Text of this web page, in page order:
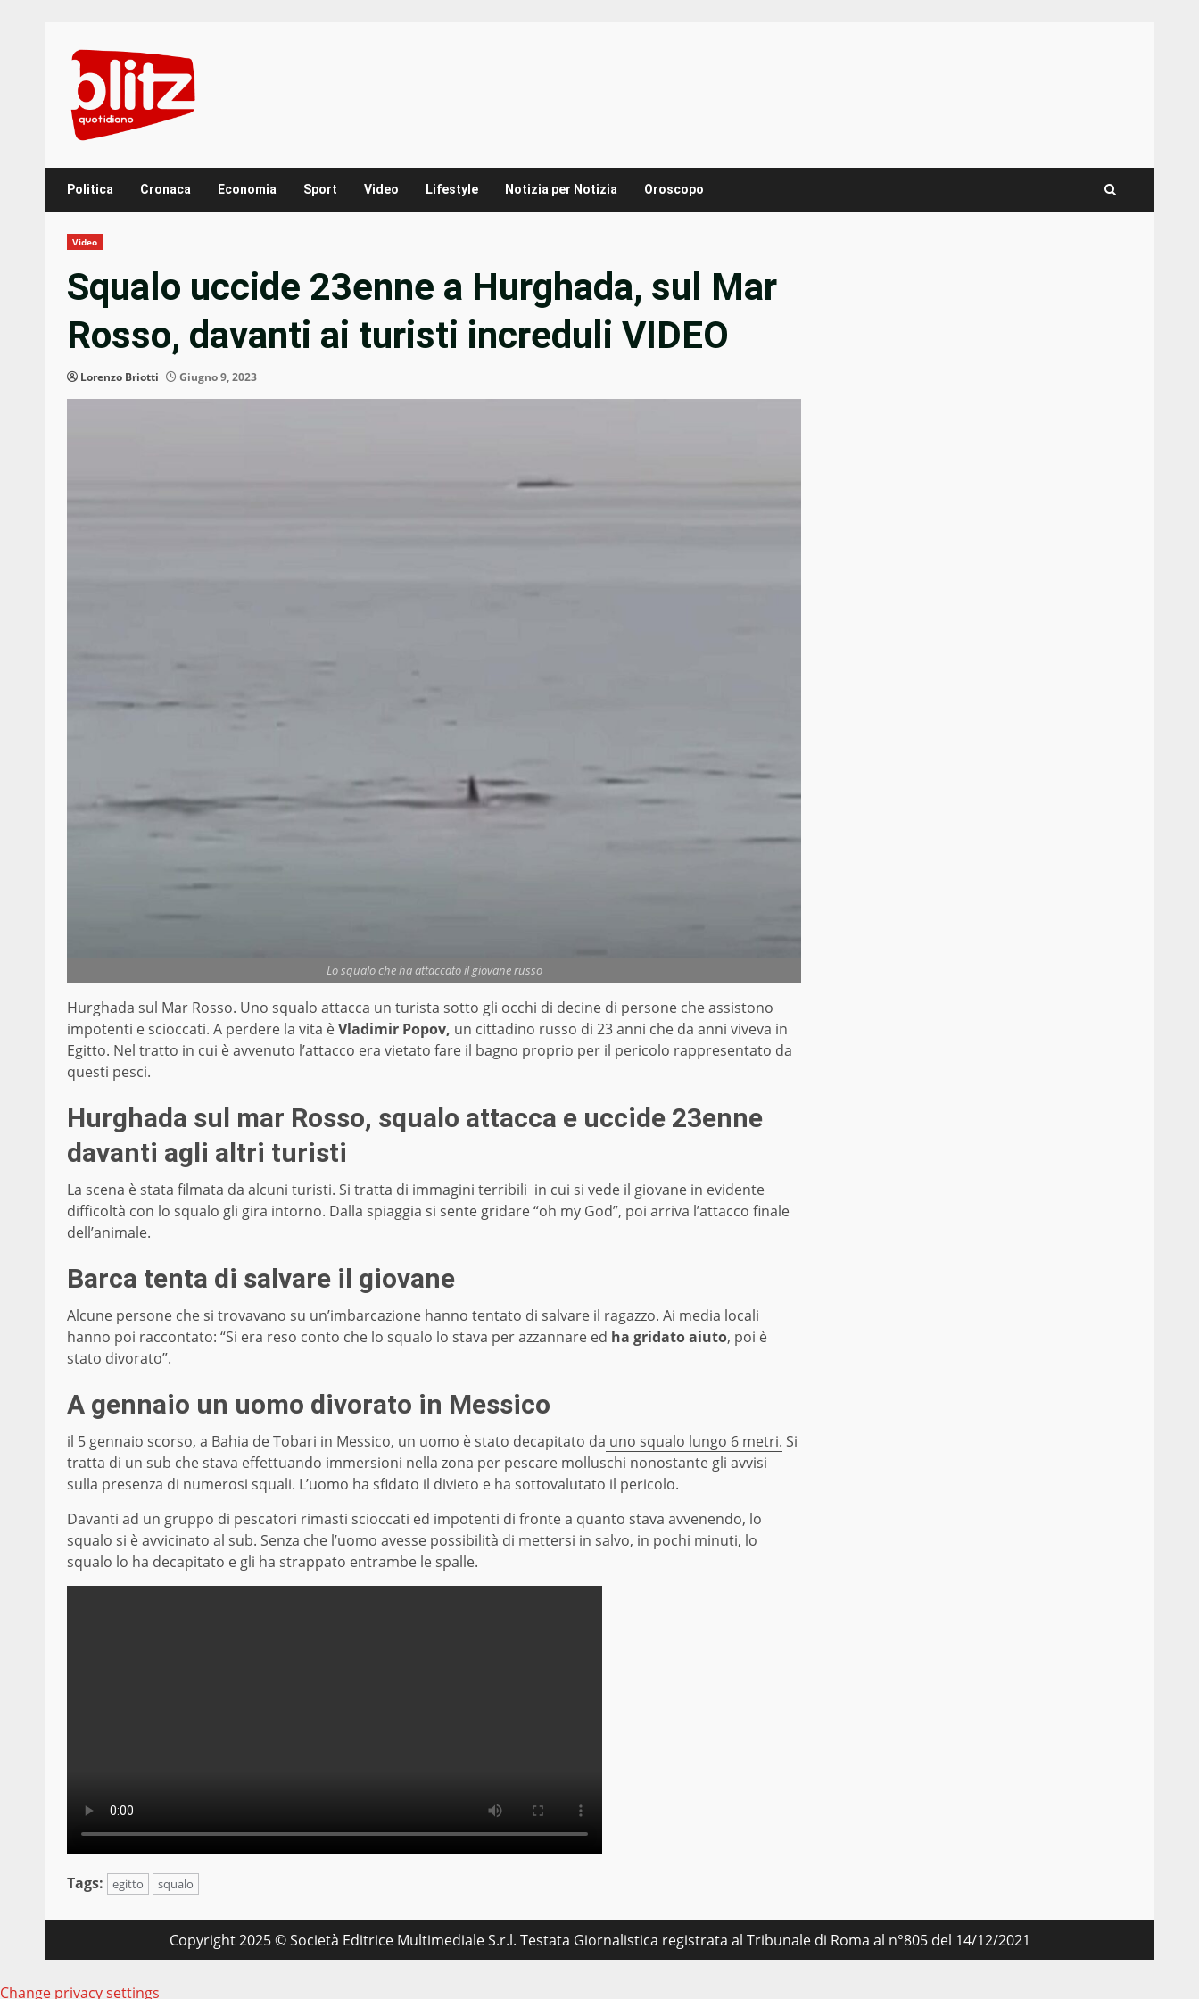
content
Politica Cronaca Economia Sport Video Lifestyle Notizia per Notizia Oroscopo
Video
Squalo uccide 23enne a Hurghada, sul Mar
Rosso, davanti ai turisti increduli VIDEO
Lorenzo Briotti Giugno 9, 2023
Lo squalo che ha attaccato il giovane russo
Hurghada sul Mar Rosso. Uno squalo attacca un turista sotto gli occhi di decine di persone che assistono
impotenti e scioccati. A perdere la vita èVladimir Popov, un cittadino russo di 23 anni che da anni viveva in
Egitto. Nel tratto in cui è avvenuto l’attacco era vietato fare il bagno proprio per il pericolo rappresentato da
questi pesci.
Hurghada sul mar Rosso, squalo attacca e uccide 23enne
davanti agli altri turisti
La scena è stata filmata da alcuni turisti. Si tratta di immagini terribili in cui si vede il giovane in evidente
difficoltà con lo squalo gli gira intorno. Dalla spiaggia si sente gridare “oh my God”, poi arriva l’attacco finale
dell’animale.
Barca tenta di salvare il giovane
Alcune persone che si trovavano su un’imbarcazione hanno tentato di salvare il ragazzo. Ai media locali
hanno poi raccontato: “Si era reso conto che lo squalo lo stava per azzannare ed ha gridato aiuto, poi è
stato divorato”.
A gennaio un uomo divorato in Messico
il 5 gennaio scorso, a Bahia de Tobari in Messico, un uomo è stato decapitato da uno squalo lungo 6 metri. Si
tratta di un sub che stava effettuando immersioni nella zona per pescare molluschi nonostante gli avvisi
sulla presenza di numerosi squali. L’uomo ha sfidato il divieto e ha sottovalutato il pericolo.
Davanti ad un gruppo di pescatori rimasti scioccati ed impotenti di fronte a quanto stava avvenendo, lo
squalo si è avvicinato al sub. Senza che l’uomo avesse possibilità di mettersi in salvo, in pochi minuti, lo
squalo lo ha decapitato e gli ha strappato entrambe le spalle.
Tags: egitto squalo
Copyright 2025 © Società Editrice Multimediale S.r.l. Testata Giornalistica registrata al Tribunale di Roma al n°805 del 14/12/2021
Change privacy settings